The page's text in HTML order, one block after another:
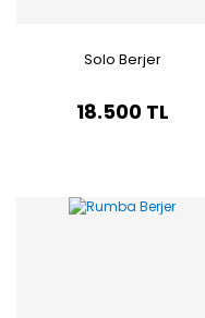
Solo Berjer
18.500 TL